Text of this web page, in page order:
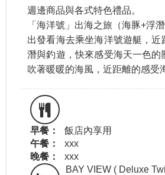
週邊商品與各式特色禮品。
「海洋號」出海之旅（海豚+浮潛
出發看海去乘坐海洋號遊艇，近
潛與釣遊，快來感受海天一色的
吹著暖暖的海風，近距離的感受
早餐：
飯店內享用
午餐：
xxx
晚餐：
xxx
BAY VIEW ( Deluxe